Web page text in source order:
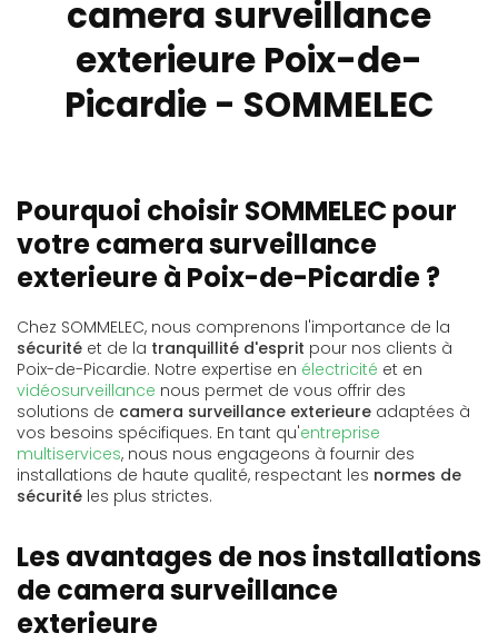
camera surveillance
exterieure Poix-de-
Picardie - SOMMELEC
Pourquoi choisir SOMMELEC pour
votre camera surveillance
exterieure à Poix-de-Picardie ?
Chez SOMMELEC, nous comprenons l'importance de la
sécurité et de la tranquillité d'esprit pour nos clients à
Poix-de-Picardie. Notre expertise en électricité et en
vidéosurveillance nous permet de vous offrir des
solutions de camera surveillance exterieure adaptées à
vos besoins spécifiques. En tant qu'entreprise
multiservices, nous nous engageons à fournir des
installations de haute qualité, respectant les normes de
sécurité les plus strictes.
Les avantages de nos installations
de camera surveillance
exterieure